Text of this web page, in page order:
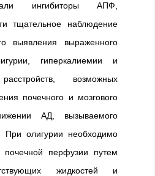
ингибиторы АПФ,
тщательное наблюдение
выявления выраженного
гиперкалиемии и
возможных
почечного и мозгового
АД, вызываемого
При олигурии необходимо
перфузии путем
жидкостей и